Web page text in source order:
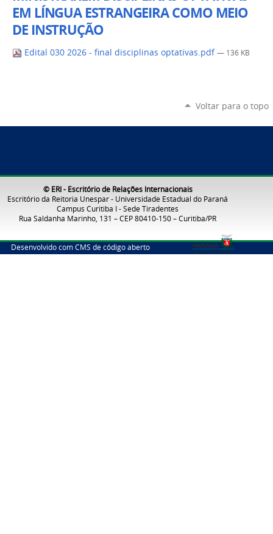
EM LÍNGUA ESTRANGEIRA COMO MEIO
DE INSTRUÇÃO
Edital 030 2026 - final disciplinas optativas.pdf — 136 KB
Voltar para o topo
© ERI - Escritório de Relações Internacionais
Escritório da Reitoria Unespar - Universidade Estadual do Paraná
Campus Curitiba I - Sede Tiradentes
Rua Saldanha Marinho, 131 – CEP 80410-150 – Curitiba/PR
Desenvolvido com CMS de código aberto